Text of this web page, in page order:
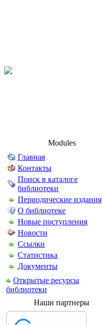
Modules
Главная
Контакты
Поиск в каталоге
библиотеки
Периодические издания
О библиотеке
Новые поступления
Новости
Ссылки
Статистика
Документы
Открытые ресурсы
библиотеки
Наши партнеры